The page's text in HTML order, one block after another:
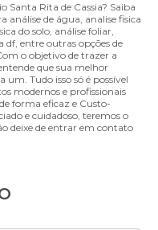
Santa Rita de Cassia? Saiba
análise de água, analise fisica
do solo, análise foliar,
df, entre outras opções de
o objetivo de trazer a
que sua melhor
um. Tudo isso só é possível
modernos e profissionais
forma eficaz e Custo-
e cuidadoso, teremos o
deixe de entrar em contato